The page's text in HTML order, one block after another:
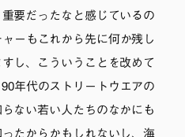
要だったなと感じているの
ーもこれから先に何か残し
し、こういうことを改めて
年代のストリートウエアの
ない若い人たちのなかにも